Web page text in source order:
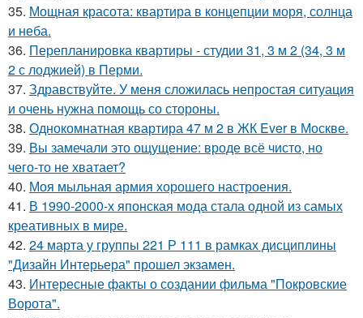
35. Мощная красота: квартира в концепции моря, солнца
и неба.
36. Перепланировка квартиры - студии 31, 3 м 2 (34, 3 м
2 с лоджией) в Перми.
37. Здравствуйте. У меня сложилась непростая ситуация
и очень нужна помощь со стороны.
38. Однокомнатная квартира 47 м 2 в ЖК Ever в Москве.
39. Вы замечали это ощущение: вроде всё чисто, но
чего-то не хватает?
40. Моя мыльная армия хорошего настроения.
41. В 1990-2000-х японская мода стала одной из самых
креативных в мире.
42. 24 марта у группы 221 Р 111 в рамках дисциплины
"Дизайн Интерьера" прошел экзамен.
43. Интересные факты о создании фильма "Покровские
Ворота".